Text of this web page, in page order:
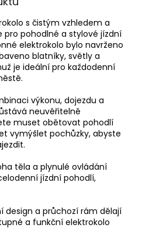
s čistým vzhledem a
pohodlné a stylové jízdní
elektrokolo bylo navrženo
blatníky, světly a
je ideální pro každodenní
výkonu, dojezdu a
neuvěřitelně
muset obětovat pohodlí
vymýšlet pochůzky, abyste
těla a plynulé ovládání
jízdní pohodlí,
design a průchozí rám dělají
a funkční elektrokolo